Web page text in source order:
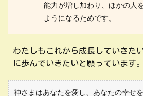
能力が増し加わり、ほかの人
ようになるためです。
わたしもこれから成長していきた
に歩んでいきたいと願っています。
神さまはあなたを愛し、あなたの幸せ